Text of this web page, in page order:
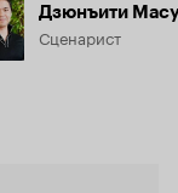
Дзюнъити
Сценарист